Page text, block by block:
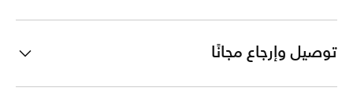
توصيل وإرجاع مجانًا